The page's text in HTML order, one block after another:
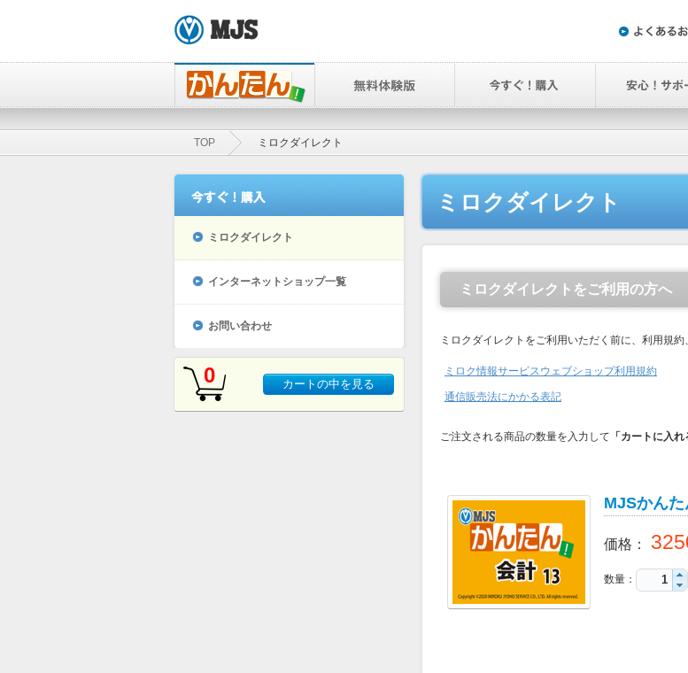
TOP ミロクダイレクト
ミロクダイレクト
ミロクダイレクトをご利用の方へ
ミロクダイレクトをご利用いただく前に、利用規
ミロク情報サービスウェブショップ利用規約
通信販売法にかかる表記
ご注文される商品の数量を入力して 「カートに入れ
MJSかん
価格 ：
数量：
ミロクダイレクト
インターネットショップ一覧
お問い合わせ
カートの中を見る
0